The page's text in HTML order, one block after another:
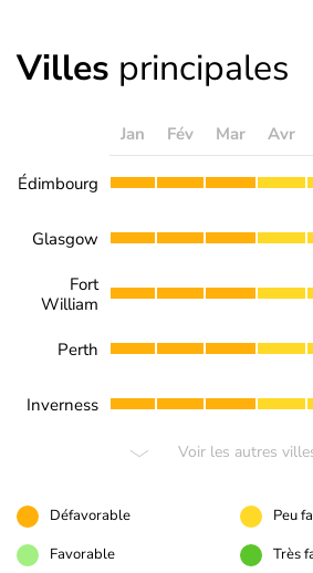
Villes principales
Jan Fév Mar Avr
Édimbourg
Glasgow
Fort
William
Perth
Inverness
Voir les autres
Défavorable
Peu
Favorable
Très